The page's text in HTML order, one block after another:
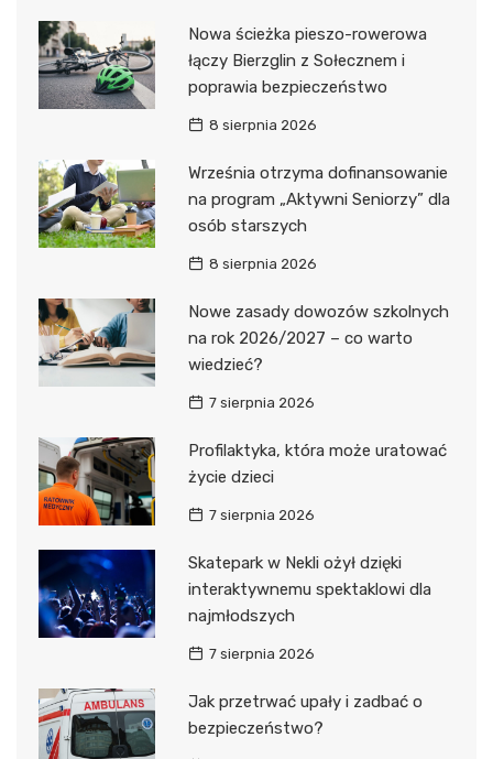
Nowa ścieżka pieszo-rowerowa
łączy Bierzglin z Sołecznem i
poprawia bezpieczeństwo
8 sierpnia 2026
Września otrzyma dofinansowanie
na program „Aktywni Seniorzy” dla
osób starszych
8 sierpnia 2026
Nowe zasady dowozów szkolnych
na rok 2026/2027 – co warto
wiedzieć?
7 sierpnia 2026
Profilaktyka, która może uratować
życie dzieci
7 sierpnia 2026
Skatepark w Nekli ożył dzięki
interaktywnemu spektaklowi dla
najmłodszych
7 sierpnia 2026
Jak przetrwać upały i zadbać o
bezpieczeństwo?